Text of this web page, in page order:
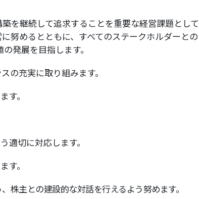
を継続して追求することを重要な経営課題として
努めるとともに、すべてのステークホルダーとの
発展を目指します。
の充実に取り組みます。
す。
適切に対応します。
す。
株主との建設的な対話を行えるよう努めます。